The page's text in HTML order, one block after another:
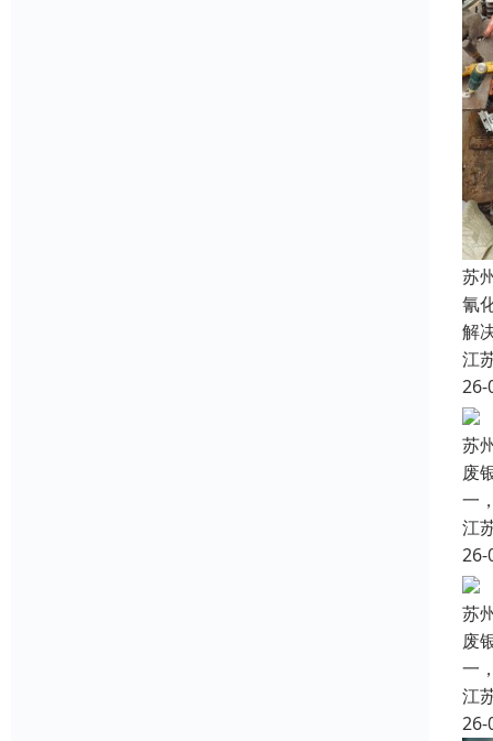
苏
氰
解
江
26-
苏
废
一
江
26-
苏
废
一
江
26-